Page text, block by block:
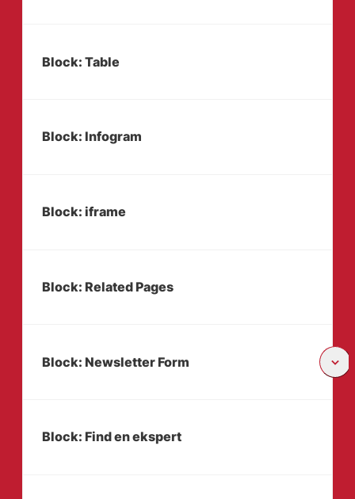
Block: Table
Block: Infogram
Block: iframe
Block: Related Pages
Block: Newsletter Form
Block: Find en ekspert